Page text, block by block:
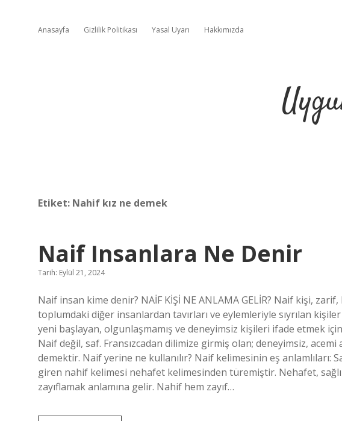
Anasayfa Gizlilik Politikası Yasal Uyarı Hakkımızda
Etiket: Nahif kız ne demek
Naif Insanlara Ne Denir
Tarih: Eylül 21, 2024
Naif insan kime denir? NAİF KİŞİ NE ANLAMA GELİR? Naif kişi,
toplumdaki diğer insanlardan tavırları ve eylemleriyle sıyrılan
yeni başlayan, olgunlaşmamış ve deneyimsiz kişileri ifade etmek
Naif değil, saf. Fransızcadan dilimize girmiş olan; deneyimsiz,
demektir. Naif yerine ne kullanılır? Naif kelimesinin eş anlamlıları:
giren nahif kelimesi nehafet kelimesinden türemiştir. Nehafet,
zayıflamak anlamına gelir. Nahif hem zayıf…